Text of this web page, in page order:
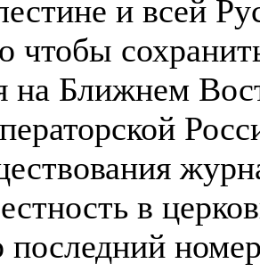
и всей
чтобы
на Ближнем
в
последний